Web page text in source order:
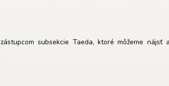
subsekcie Taeda, ktoré môžeme